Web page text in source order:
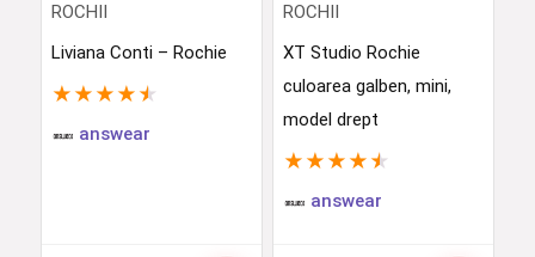
ROCHII
Liviana Conti – Rochie
★ ★ ★ ★ ★
answear
ROCHII
XT Studio Rochie
culoarea galben, mini,
model drept
★ ★ ★ ★ ★
answear